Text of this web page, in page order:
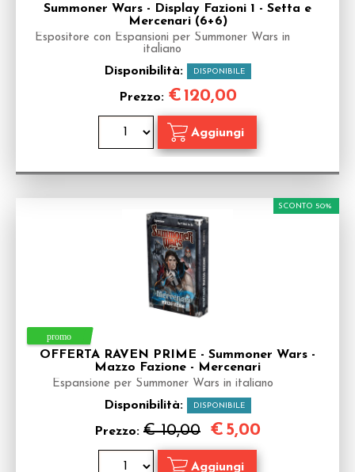
Summoner Wars - Display Fazioni 1 - Setta e
Mercenari (6+6)
Espositore con Espansioni per Summoner Wars in
italiano
Disponibilità: DISPONIBILE
Prezzo: €120,00
OFFERTA RAVEN PRIME - Summoner Wars -
Mazzo Fazione - Mercenari
Espansione per Summoner Wars in italiano
Disponibilità: DISPONIBILE
Prezzo: € 10,00
SCONTO 50%
€ 5,00